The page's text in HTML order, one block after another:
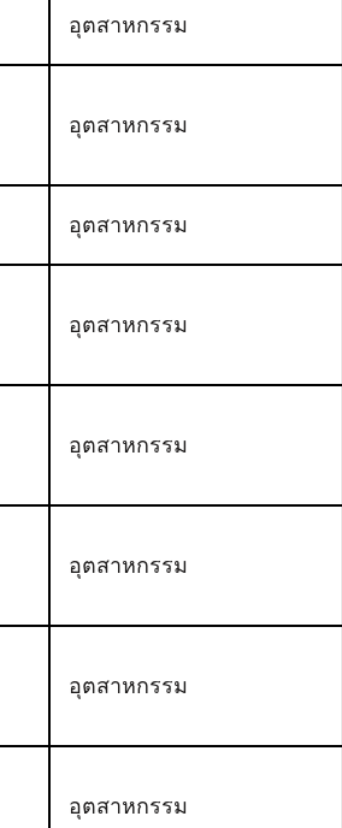
อุตสาหกรรม
อุตสาหกรรม
อุตสาหกรรม
อุตสาหกรรม
อุตสาหกรรม
อุตสาหกรรม
อุตสาหกรรม
อุตสาหกรรม